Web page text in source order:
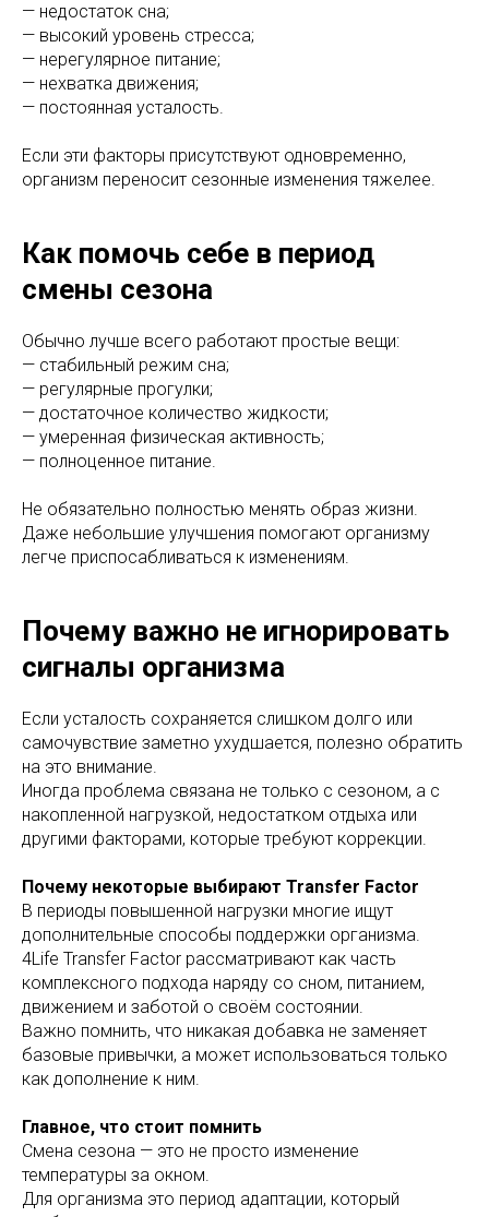
— недостаток сна;
— высокий уровень стресса;
— нерегулярное питание;
— нехватка движения;
— постоянная усталость.
Если эти факторы присутствуют одновременно,
организм переносит сезонные изменения тяжелее.
Как помочь себе в период
смены сезона
Обычно лучше всего работают простые вещи:
— стабильный режим сна;
— регулярные прогулки;
— достаточное количество жидкости;
— умеренная физическая активность;
— полноценное питание.
Не обязательно полностью менять образ жизни.
Даже небольшие улучшения помогают организму
легче приспосабливаться к изменениям.
Почему важно не игнорировать
сигналы организма
Если усталость сохраняется слишком долго или
самочувствие заметно ухудшается, полезно обратить
на это внимание.
Иногда проблема связана не только с сезоном, а с
накопленной нагрузкой, недостатком отдыха или
другими факторами, которые требуют коррекции.
Почему некоторые выбирают Transfer Factor
В периоды повышенной нагрузки многие ищут
дополнительные способы поддержки организма.
4Life Transfer Factor рассматривают как часть
комплексного подхода наряду со сном, питанием,
движением и заботой о своём состоянии.
Важно помнить, что никакая добавка не заменяет
базовые привычки, а может использоваться только
как дополнение к ним.
Главное, что стоит помнить
Смена сезона — это не просто изменение
температуры за окном.
Для организма это период адаптации, который